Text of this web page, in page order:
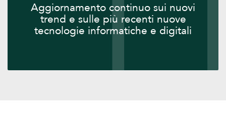
Aggiornamento continuo sui nuovi
trend e sulle più recenti nuove
tecnologie informatiche e digitali